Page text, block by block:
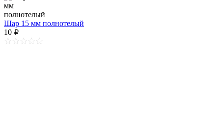
Шар 15 мм полнотелый
10 p